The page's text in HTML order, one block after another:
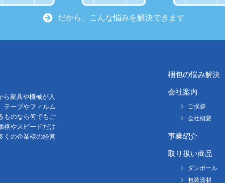
だから、こんな悩みを解決できます
ら家具や機械が入
テープやフィルム
ものなら何でもご
格やスピードだけ
くの企業様の経営
梱包の悩み解決
会社案内
ご挨拶
会社概要
事業紹介
取り扱い商品
ダンボール
包装資材